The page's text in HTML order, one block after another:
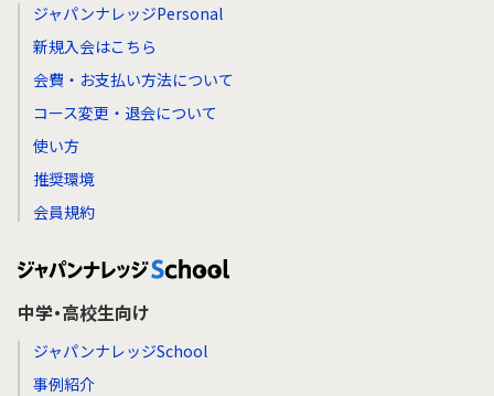
ジャパンナレッジPersonal
新規入会はこちら
会費・お支払い方法について
コース変更・退会について
使い方
推奨環境
会員規約
中学・高校生向け
ジャパンナレッジSchool
事例紹介